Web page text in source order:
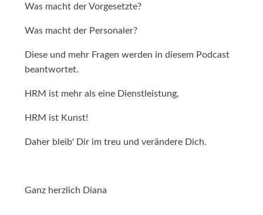
Was macht der Vorgesetzte?
Was macht der Personaler?
Diese und mehr Fragen werden in diesem Podcast
beantwortet.
HRM ist mehr als eine Dienstleistung,
HRM ist Kunst!
Daher bleib' Dir im treu und verändere Dich.
Ganz herzlich Diana